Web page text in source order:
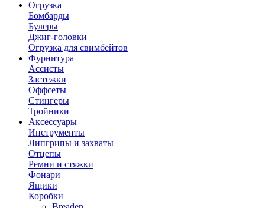
Огрузка
Бомбарды
Булеры
Джиг-головки
Огрузка для свимбейтов
Фурнитура
Ассисты
Застежки
Оффсеты
Стингеры
Тройники
Аксессуары
Инструменты
Липгрипы и захваты
Отцепы
Ремни и стяжки
Фонари
Ящики
Коробки